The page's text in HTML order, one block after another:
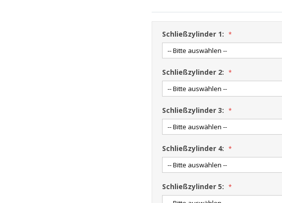
Schließzylinder 1:
Schließzylinder 2:
Schließzylinder 3:
Schließzylinder 4:
Schließzylinder 5: